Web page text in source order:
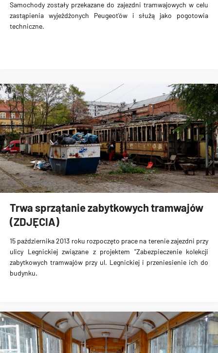
Samochody zostały przekazane do zajezdni tramwajowych w celu
zastąpienia wyjeżdżonych Peugeot'ówi służą jako pogotowia
techniczne.
Trwa sprzątanie zabytkowych tramwajów
(ZDJĘCIA)
15 października 2013 roku rozpoczęto prace na terenie zajezdni przy
ulicy Legnickiej związane z projektem "Zabezpieczenie kolekcji
zabytkowych tramwajów przy ul. Legnickiej i przeniesienie ich do
budynku.